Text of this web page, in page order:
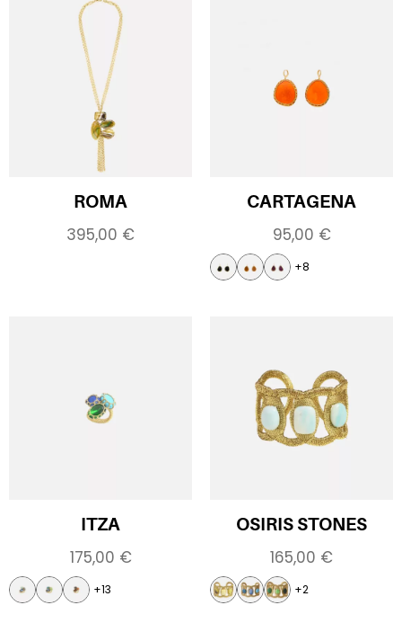
ROMA
395,00 €
CARTAGENA
95,00 €
+8
ITZA
175,00 €
+13
OSIRIS STONES
165,00 €
+2